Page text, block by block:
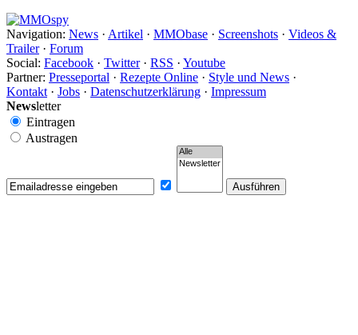
Navigation: News · Artikel · MMObase · Screenshots · Videos &
Trailer· Forum
Social: Facebook · Twitter· RSS · Youtube
Partner: Presseportal · Rezepte Online · Style und News ·
Kontakt· Jobs · Datenschutzerklärung · Impressum
Newsletter
Eintragen
Austragen